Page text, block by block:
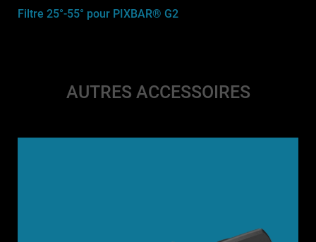
Filtre 25°-55° pour PIXBAR® G2
AUTRES ACCESSOIRES